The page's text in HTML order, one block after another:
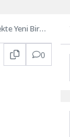
Yeni Bir
0